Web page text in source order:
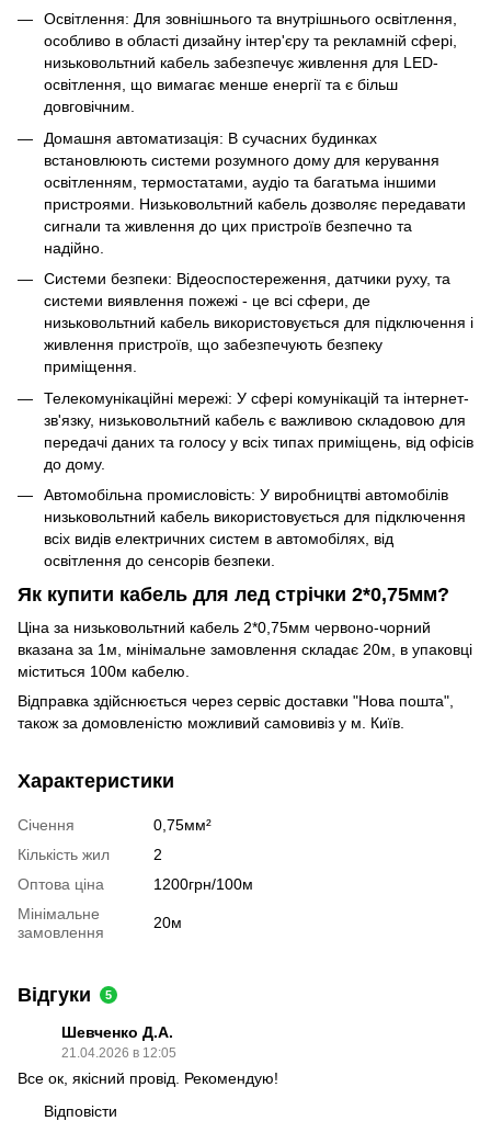
Освітлення: Для зовнішнього та внутрішнього освітлення,
особливо в області дизайну інтер'єру та рекламній сфері,
низьковольтний кабель забезпечує живлення для LED-
освітлення, що вимагає менше енергії та є більш
довговічним.
Домашня автоматизація: В сучасних будинках
встановлюють системи розумного дому для керування
освітленням, термостатами, аудіо та багатьма іншими
пристроями. Низьковольтний кабель дозволяє передавати
сигнали та живлення до цих пристроїв безпечно та
надійно.
Системи безпеки: Відеоспостереження, датчики руху, та
системи виявлення пожежі - це всі сфери, де
низьковольтний кабель використовується для підключення і
живлення пристроїв, що забезпечують безпеку
приміщення.
Телекомунікаційні мережі: У сфері комунікацій та інтернет-
зв'язку, низьковольтний кабель є важливою складовою для
передачі даних та голосу у всіх типах приміщень, від офісів
до дому.
Автомобільна промисловість: У виробництві автомобілів
низьковольтний кабель використовується для підключення
всіх видів електричних систем в автомобілях, від
освітлення до сенсорів безпеки.
Як купити кабель для лед стрічки 2*0,75мм?
Ціна за низьковольтний кабель 2*0,75мм червоно-чорний
вказана за 1м, мінімальне замовлення складає 20м, в упаковці
міститься 100м кабелю.
Відправка здійснюється через сервіс доставки "Нова пошта",
також за домовленістю можливий самовивіз у м. Київ.
Характеристики
Січення
0,75мм²
Кількість жил
2
Оптова ціна
1200грн/100м
Мінімальне
замовлення
20м
Відгуки 5
Шевченко Д.А.
21.04.2026 в 12:05
Все ок, якісний провід. Рекомендую!
Відповісти